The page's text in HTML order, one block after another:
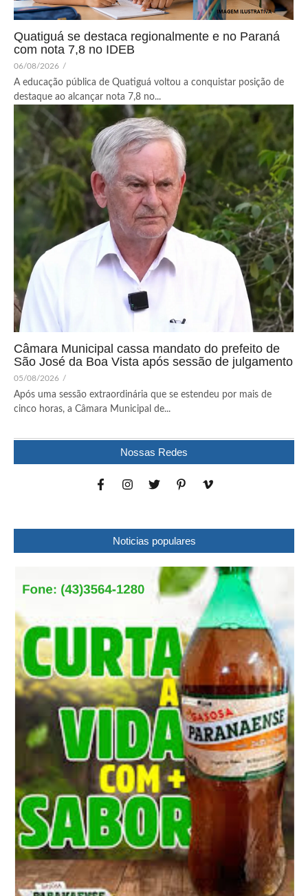
Quatiguá se destaca regionalmente e no Paraná
com nota 7,8 no IDEB
06/08/2026 /
A educação pública de Quatiguá voltou a conquistar posição de
destaque ao alcançar nota 7,8 no...
Câmara Municipal cassa mandato do prefeito de
São José da Boa Vista após sessão de julgamento
05/08/2026 /
Após uma sessão extraordinária que se estendeu por mais de
cinco horas, a Câmara Municipal de...
Nossas Redes
Noticias populares